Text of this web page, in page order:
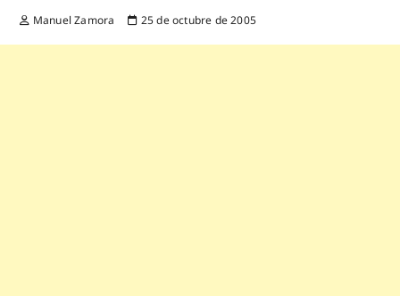
Manuel Zamora 25 de octubre de 2005